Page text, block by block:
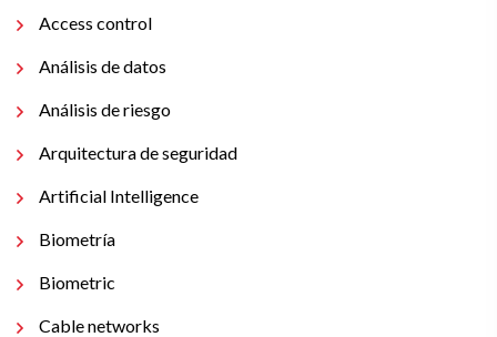
Access control
Análisis de datos
Análisis de riesgo
Arquitectura de seguridad
Artificial Intelligence
Biometría
Biometric
Cable networks